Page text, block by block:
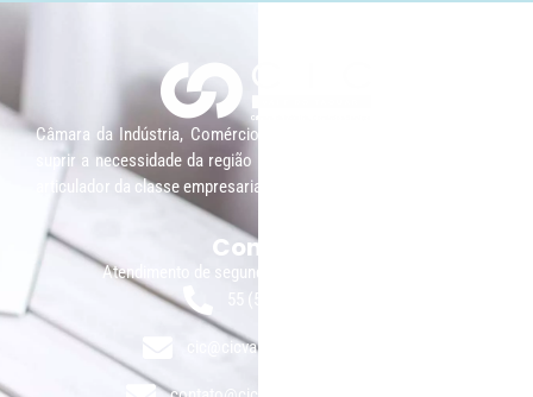
Câmara da Indústria, Comércio e Serviços surgiu em 2005, para
suprir a necessidade da região de ter um organismo que fosse o
articulador da classe empresarial.
Contato:
Atendimento de segunda à sexta, das 9h às 18h.
55 (51) 3011 6982
cic@cicvaledotaquari.com.br